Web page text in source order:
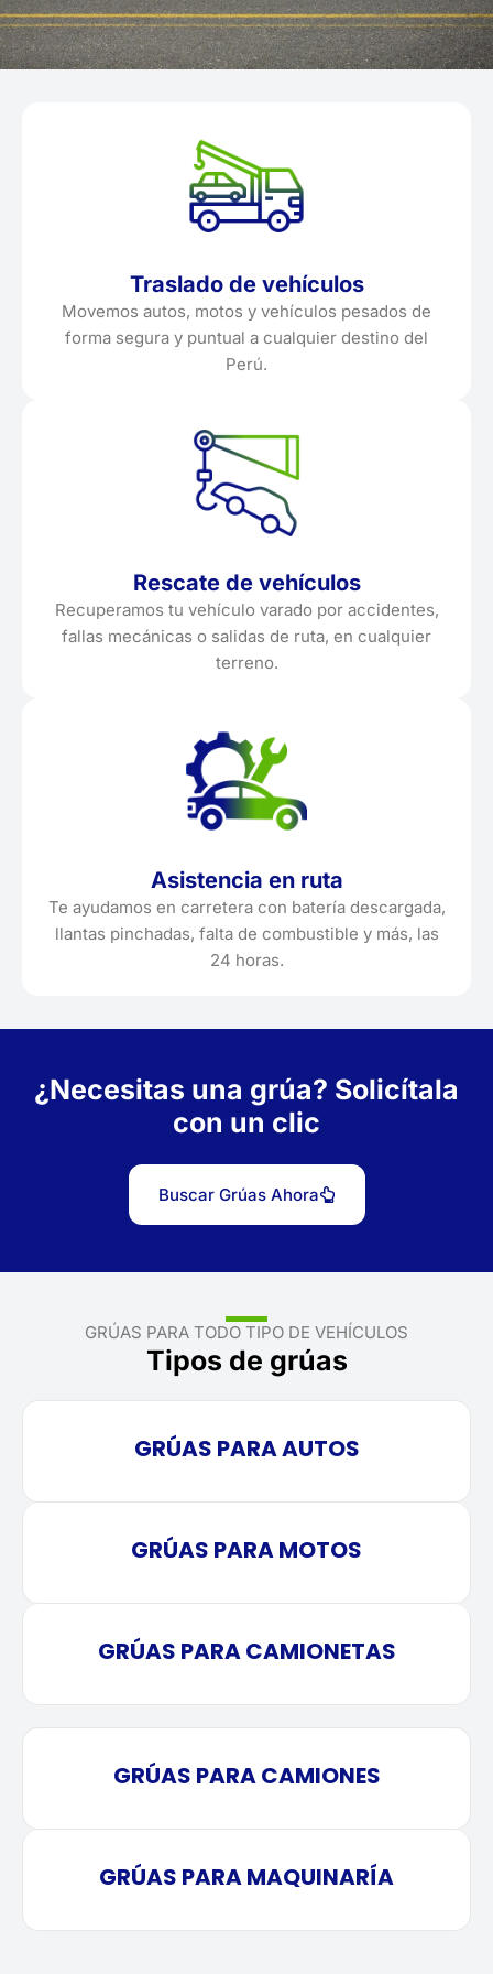
Traslado de vehículos
Movemos autos, motos y vehículos pesados de
forma segura y puntual a cualquier destino del
Perú.
Rescate de vehículos
Recuperamos tu vehículo varado por accidentes,
fallas mecánicas o salidas de ruta, en cualquier
terreno.
Asistencia en ruta
Te ayudamos en carretera con batería descargada,
llantas pinchadas, falta de combustible y más, las
24 horas.
¿Necesitas una grúa? Solicítala
con un clic
Buscar Grúas Ahora
GRÚAS PARA TODO TIPO DE VEHÍCULOS
Tipos de grúas
GRÚAS PARA AUTOS
GRÚAS PARA MOTOS
GRÚAS PARA CAMIONETAS
GRÚAS PARA CAMIONES
GRÚAS PARA MAQUINARÍA